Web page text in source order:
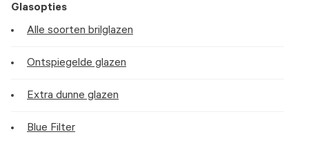
Glasopties
Alle soorten brilglazen
Ontspiegelde glazen
Extra dunne glazen
Blue Filter